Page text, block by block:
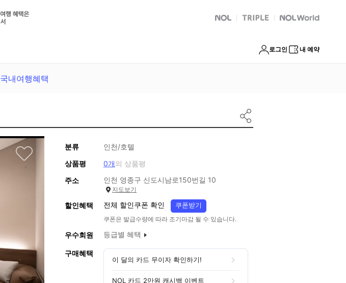
NOL 트리플 Global Interpark
로그인 내 예약
국내여행혜택
분류
인천/호텔
상품평
0개의 상품평
주소
인천 영종구 신도시남로150번길 10
지도보기
할인혜택 전체 할인쿠폰 확인 쿠폰받기
쿠폰은 발급수량에 따라 조기마감 될 수 있습니다.
우수회원 등급별 혜택
구매혜택
이 달의 카드 무이자 확인하기!
NOL 카드 2만원 캐시백 이벤트